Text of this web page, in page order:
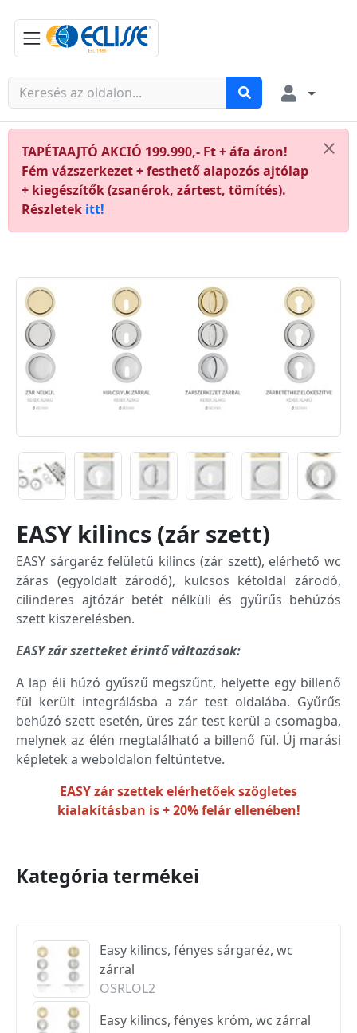
TAPÉTAAJTÓ AKCIÓ 199.990,- Ft + áfa áron!
Fém vázszerkezet + festhető alapozós ajtólap
+ kiegészítők (zsanérok, zártest, tömítés).
Részletek itt!
EASY kilincs (zár szett)
EASY sárgaréz felületű kilincs (zár szett), elérhető wc
záras (egyoldalt zárodó), kulcsos kétoldal zárodó,
cilinderes ajtózár betét nélküli és gyűrűs behúzós
szett kiszerelésben.
EASY zár szetteket érintő változások:
A lap éli húzó gyűszű megszűnt, helyette egy billenő
fül került integrálásba a zár test oldalába. Gyűrűs
behúzó szett esetén, üres zár test kerül a csomagba,
melynek az élén megtalálható a billenő fül. Új marási
képletek a weboldalon feltüntetve.
EASY zár szettek elérhetőek szögletes
kialakításban is + 20% felár ellenében!
Kategória termékei
Easy kilincs, fényes sárgaréz, wc
zárral
OSRLOL2
Easy kilincs, fényes króm, wc zárral